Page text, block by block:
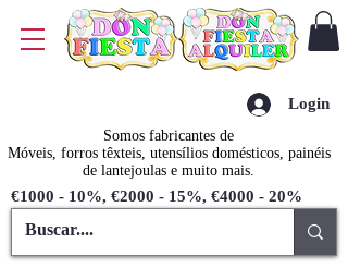
Somos fabricantes de
Móveis, forros têxteis, utensílios domésticos, painéis
de lantejoulas e muito mais.
€1000 - 10%, €2000 - 15%, €4000 - 20%
Login